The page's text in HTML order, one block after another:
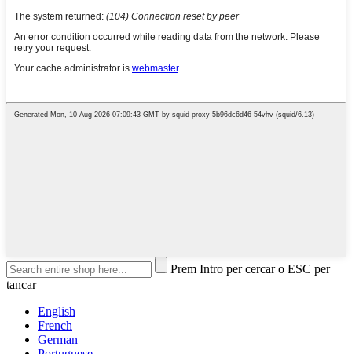
Prem Intro per cercar o ESC per
tancar
English
French
German